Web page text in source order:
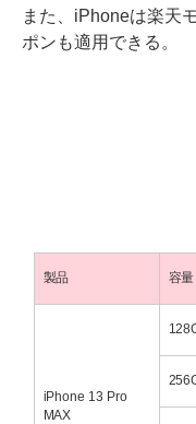
また、iPhoneは楽天
ポンも適用できる。
製品 容量
iPhone 13 Pro
MAX